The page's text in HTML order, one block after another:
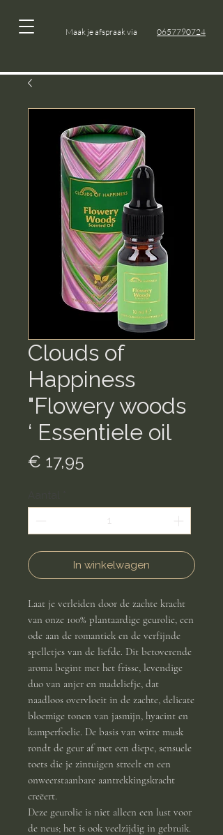
Maak je afspraak via 0657790724
Clouds of
Happiness
"Flowery woods
‘ Essentiele oil
€ 17,95
In winkelwagen
Laat je verleiden door de zachte kracht
van onze 100% plantaardige geurolie, een
ode aan de romantiek en de verfijnde
spelletjes van de liefde. Dit betoverende
aroma begint met het frisse, levendige
duo van anjer en madeliefje, dat
naadloos overvloeit in de zachte, delicate
bloemige tonen van jasmijn, hyacint en
kamperfoelie. De basis van witte musk
rondt de geur af met een diepe, sensuele
toets die je zintuigen streelt en een
onweerstaanbare aantrekkingskracht
creëert.
Deze geurolie is niet alleen een lust voor
de neus; het is ook veelzijdig in gebruik.